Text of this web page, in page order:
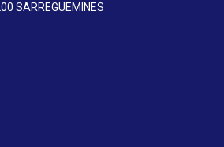
SARREGUEMINES